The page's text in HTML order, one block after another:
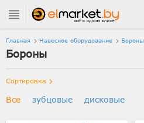
Главная Навесное оборудование Бороны
Бороны
Сортировка
Все зубцовые дисковые